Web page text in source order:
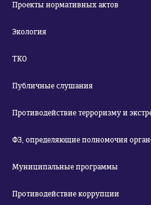
Проекты нормативных актов
Экология
ТКО
Публичные слушания
Противодействие терроризму и
ФЗ, определяющие полномочия
Муниципальные программы
Противодействие коррупции